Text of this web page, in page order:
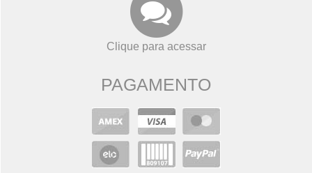
Clique para acessar
PAGAMENTO